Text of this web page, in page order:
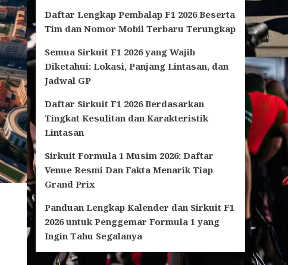
Daftar Lengkap Pembalap F1 2026 Beserta
Tim dan Nomor Mobil Terbaru Terungkap
Semua Sirkuit F1 2026 yang Wajib
Diketahui: Lokasi, Panjang Lintasan, dan
Jadwal GP
Daftar Sirkuit F1 2026 Berdasarkan
Tingkat Kesulitan dan Karakteristik
Lintasan
Sirkuit Formula 1 Musim 2026: Daftar
Venue Resmi Dan Fakta Menarik Tiap
Grand Prix
Panduan Lengkap Kalender dan Sirkuit F1
2026 untuk Penggemar Formula 1 yang
Ingin Tahu Segalanya